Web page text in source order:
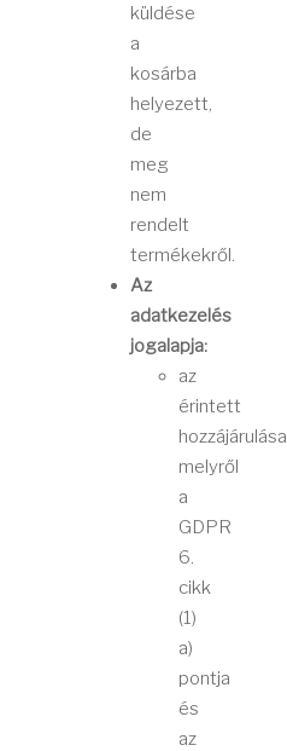
küldése
a
kosárba
helyezett,
de
meg
nem
rendelt
termékekről.
Az
adatkezelés
jogalapja:
az
érintett
hozzájárulása,
melyről
a
GDPR
6.
cikk
(1)
a)
pontja
és
az